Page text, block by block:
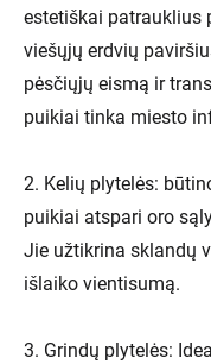
estetiškai patrauklius
viešųjų erdvių
pėsčiųjų eismą ir
puikiai tinka miesto
2. Kelių plytelės:
puikiai atspari oro
Jie užtikrina sklandų
išlaiko vientisumą.
3. Grindų plytelės: